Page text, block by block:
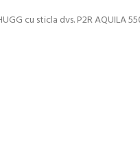
cu sticla dvs. P2R AQUILA